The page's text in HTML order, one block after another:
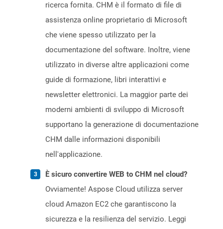
ricerca fornita. CHM è il formato di file di
assistenza online proprietario di Microsoft
che viene spesso utilizzato per la
documentazione del software. Inoltre, viene
utilizzato in diverse altre applicazioni come
guide di formazione, libri interattivi e
newsletter elettronici. La maggior parte dei
moderni ambienti di sviluppo di Microsoft
supportano la generazione di documentazione
CHM dalle informazioni disponibili
nell'applicazione.
È sicuro convertire WEB to CHM nel cloud?
Ovviamente! Aspose Cloud utilizza server
cloud Amazon EC2 che garantiscono la
sicurezza e la resilienza del servizio. Leggi